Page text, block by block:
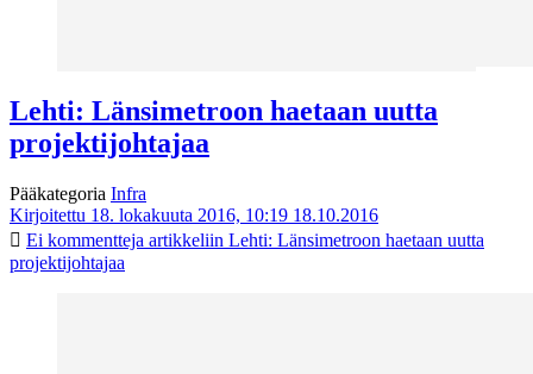
Lehti: Länsimetroon haetaan uutta
projektijohtajaa
Pääkategoria Infra
Kirjoitettu 18. lokakuuta 2016, 10:19 18.10.2016
Ei kommentteja artikkeliin Lehti: Länsimetroon haetaan uutta
projektijohtajaa